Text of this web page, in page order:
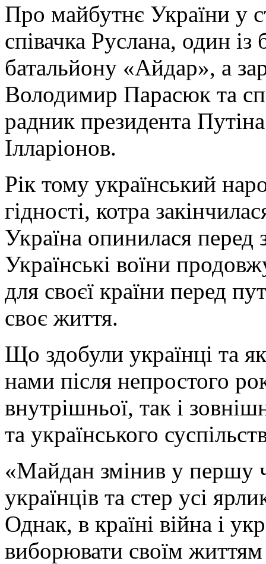
Про майбутнє України у
співачка Руслана, один
батальйону «Айдар», а
Володимир Парасюк та
радник президента
Ілларіонов.
Рік тому український
гідності, котра
Україна опинилася
Українські воїни
для своєї країни перед
своє життя.
Що здобули українці та
нами після непростого
внутрішньої, так і
та українського
«Майдан змінив у першу
українців та стер усі
Однак, в країні війна і
виборювати своїм